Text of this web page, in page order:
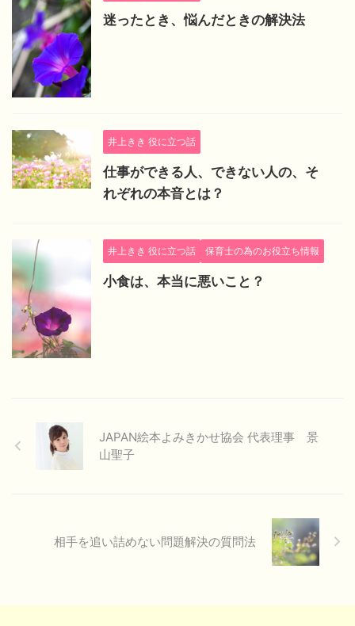
迷ったとき、悩んだときの解決法
井上きき 役に立つ話
仕事ができる人、できない人の、そ
れぞれの本音とは？
井上きき 役に立つ話 保育士の為のお役立ち情報
小食は、本当に悪いこと？
JAPAN絵本よみきかせ協会 代表理事 景
山聖子
相手を追い詰めない問題解決の質問法